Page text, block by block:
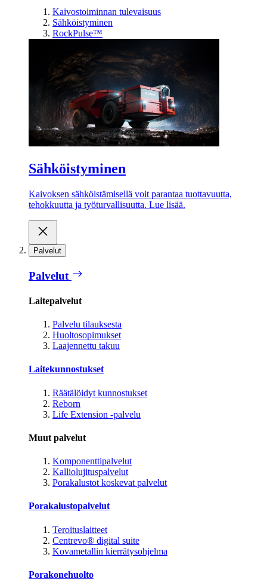
Kaivostoiminnan tulevaisuus
Sähköistyminen
RockPulse™
Sähköistyminen
Kaivoksen sähköistämisellä voit parantaa tuottavuutta,
tehokkuutta ja työturvallisuutta. Lue lisää.
Palvelut
Palvelut
Laitepalvelut
Palvelu tilauksesta
Huoltosopimukset
Laajennettu takuu
Laitekunnostukset
Räätälöidyt kunnostukset
Reborn
Life Extension -palvelu
Muut palvelut
Komponenttipalvelut
Kalliolujituspalvelut
Porakalustot koskevat palvelut
Porakalustopalvelut
Teroituslaitteet
Centrevo® digital suite
Kovametallin kierrätysohjelma
Porakonehuolto